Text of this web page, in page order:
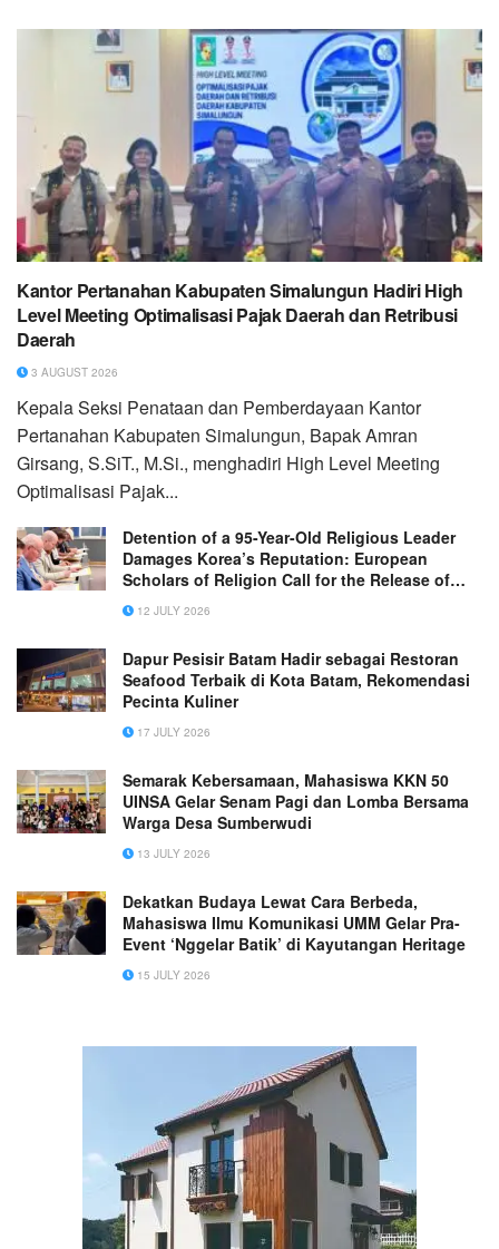
Kantor Pertanahan Kabupaten Simalungun Hadiri High
Level Meeting Optimalisasi Pajak Daerah dan Retribusi
Daerah
3 AUGUST 2026
Kepala Seksi Penataan dan Pemberdayaan Kantor
Pertanahan Kabupaten Simalungun, Bapak Amran
Girsang, S.SiT., M.Si., menghadiri High Level Meeting
Optimalisasi Pajak...
Detention of a 95-Year-Old Religious Leader
Damages Korea’s Reputation: European
Scholars of Religion Call for the Release of
Chairman Lee Man-hee
12 JULY 2026
Dapur Pesisir Batam Hadir sebagai Restoran
Seafood Terbaik di Kota Batam, Rekomendasi
Pecinta Kuliner
17 JULY 2026
Semarak Kebersamaan, Mahasiswa KKN 50
UINSA Gelar Senam Pagi dan Lomba Bersama
Warga Desa Sumberwudi
13 JULY 2026
Dekatkan Budaya Lewat Cara Berbeda,
Mahasiswa Ilmu Komunikasi UMM Gelar Pra-
Event ‘Nggelar Batik’ di Kayutangan Heritage
15 JULY 2026